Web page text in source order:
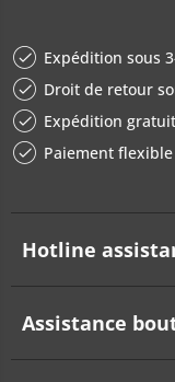
Expédition sous
Droit de retour
Expédition
Paiement flexible
Hotline
Assistance